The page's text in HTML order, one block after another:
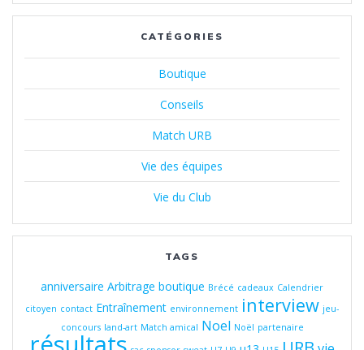
CATÉGORIES
Boutique
Conseils
Match URB
Vie des équipes
Vie du Club
TAGS
anniversaire Arbitrage boutique Brécé cadeaux Calendrier
citoyen contact Entraînement environnement interview jeu-
concours land-art Match amical Noel Noël partenaire